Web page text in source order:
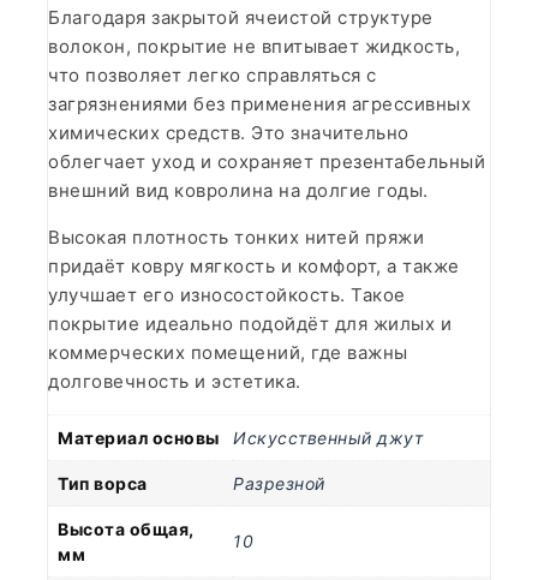
Благодаря закрытой ячеистой структуре
волокон, покрытие не впитывает жидкость,
что позволяет легко справляться с
загрязнениями без применения агрессивных
химических средств. Это значительно
облегчает уход и сохраняет презентабельный
внешний вид ковролина на долгие годы.
Высокая плотность тонких нитей пряжи
придаёт ковру мягкость и комфорт, а также
улучшает его износостойкость. Такое
покрытие идеально подойдёт для жилых и
коммерческих помещений, где важны
долговечность и эстетика.
Материал основы Искусственный джут
Тип ворса Разрезной
Высота общая,
мм
10